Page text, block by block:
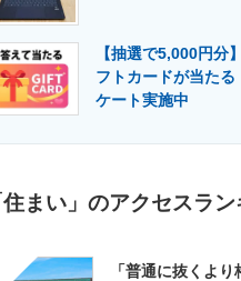
【抽選で5,000円分
フトカードが当たる
ケート実施中
住まい」のアクセスラ
「普通に抜くより